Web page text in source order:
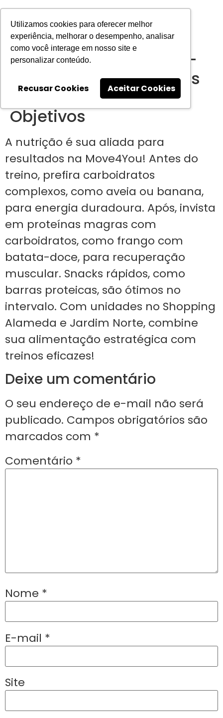
Utilizamos cookies para oferecer melhor
experiência, melhorar o desempenho, analisar
como você interage em nosso site e
personalizar conteúdo.
Recusar Cookies Aceitar Cookies
Alimentação Pré e Pós-
Treino: Dicas Essenciais
para Alcançar Seus
Objetivos
A nutrição é sua aliada para
resultados na Move4You! Antes do
treino, prefira carboidratos
complexos, como aveia ou banana,
para energia duradoura. Após, invista
em proteínas magras com
carboidratos, como frango com
batata-doce, para recuperação
muscular. Snacks rápidos, como
barras proteicas, são ótimos no
intervalo. Com unidades no Shopping
Alameda e Jardim Norte, combine
sua alimentação estratégica com
treinos eficazes!
Deixe um comentário
O seu endereço de e-mail não será
publicado. Campos obrigatórios são
marcados com *
Comentário *
Nome *
E-mail *
Site